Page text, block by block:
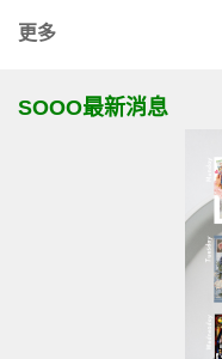
更多
SOOO最新消息